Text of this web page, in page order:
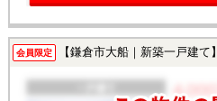
会員限定 【鎌倉市大船｜新築一戸建て】